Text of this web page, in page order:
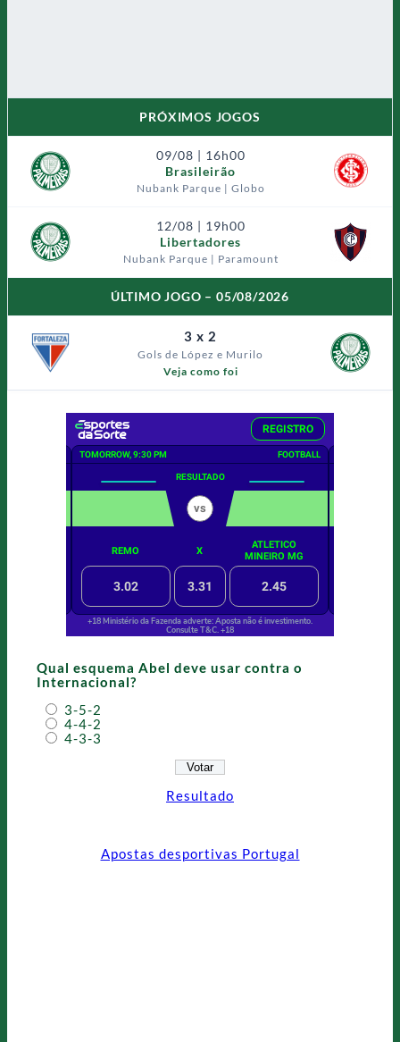
PRÓXIMOS JOGOS
09/08 | 16h00
Brasileirão
Nubank Parque | Globo
12/08 | 19h00
Libertadores
Nubank Parque | Paramount
ÚLTIMO JOGO – 05/08/2026
3 x 2
Gols de López e Murilo
Veja como foi
Qual esquema Abel deve usar contra o
Internacional?
3-5-2
4-4-2
4-3-3
Resultado
Apostas desportivas Portugal